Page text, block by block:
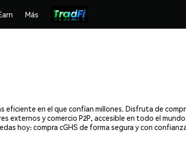
Más
eficiente en el que confían millones. Disfruta de
y comercio P2P, accesible en todo el
hoy: compra cGHS de forma segura y con